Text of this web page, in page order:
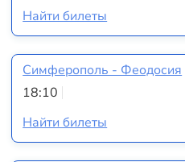
Найти билеты
Симферополь - Феодосия
18:10
Найти билеты